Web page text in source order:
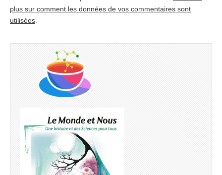
plus sur comment les données de vos commentaires sont
utilisées